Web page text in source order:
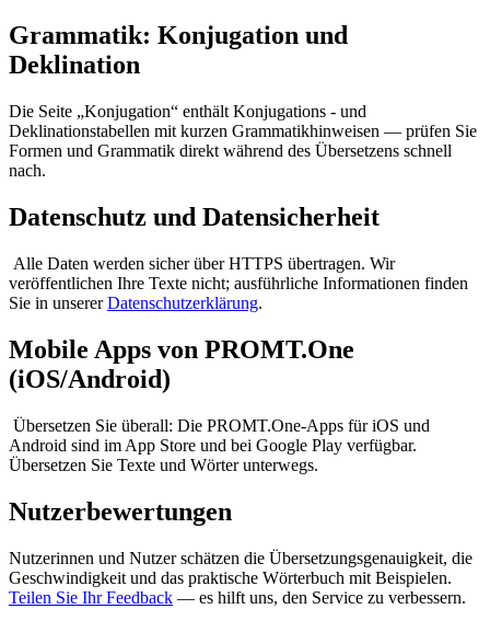
Grammatik: Konjugation und
Deklination
Die Seite „Konjugation“ enthält Konjugations - und
Deklinationstabellen mit kurzen Grammatikhinweisen — prüfen Sie
Formen und Grammatik direkt während des Übersetzens schnell
nach.
Datenschutz und Datensicherheit
Alle Daten werden sicher über HTTPS übertragen. Wir
veröffentlichen Ihre Texte nicht; ausführliche Informationen finden
Sie in unsererDatenschutzerklärung.
Mobile Apps von PROMT.One
(iOS/Android)
Übersetzen Sie überall: Die PROMT.One-Apps für iOS und
Android sind im App Store und bei Google Play verfügbar.
Übersetzen Sie Texte und Wörter unterwegs.
Nutzerbewertungen
Nutzerinnen und Nutzer schätzen die Übersetzungsgenauigkeit, die
Geschwindigkeit und das praktische Wörterbuch mit Beispielen.
Teilen Sie Ihr Feedback — es hilft uns, den Service zu verbessern.